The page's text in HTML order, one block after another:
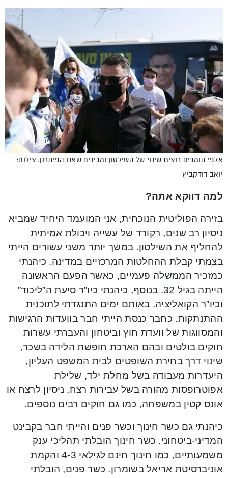
אלפי תומכים רוצים שינוי של השילטון ומבינים שאנו הפיתרון. צילום:
יואב דודקביץ
למה דווקא אתה?
בזירה הפוליטית הנוכחית, אני המועמד היחיד שמביא
ניסיון רב שנים, רקורד של עשייה ויכולת אמיתית
להחליף את השילטון. במשך יותר משני עשורים הייתי
בצמתי קבלת ההחלטות המרכזיים במדינה. כיהנתי
כמזכיר הממשלה פעמיים, כאשר הפעם הראשונה
הייתה בגיל 32. בנוסף, כיהנתי כיו”ר סיעת ה”ליכוד”
וכיו”ר הקואליציה. באותם ימים התנגדתי לתוכנית
ההתנתקות. כחבר כנסת הייתי חבר בוועדות הרגישות
והמסווגות של וועדת חוץ וביטחון והעברתי עשרות
חוקים בולטים ובהם הארכת חופשת הלידה בשכר,
שינוי דרך בחירת השופטים לבית המשפט העליון,
היעדרות מעבודה בשל מחלת ילד, שלילת
אפוטרופסות מהורה בשל עבירות רצח, ניסיון לרצח או
אונס קטין במשפחה, כמו גם חוקים רבים נוספים.
כיהנתי גם כשר חינוך וכשר פנים והייתי חבר בקבינט
המדיני-ביטחוני. כשר חינוך הובלתי תהליכי ענק
משמעותיים, כמו חינוך חינם לגילאי 4-3 והקמת
אוניברסיטת אריאל בשומרון. כשר פנים, הובלתי